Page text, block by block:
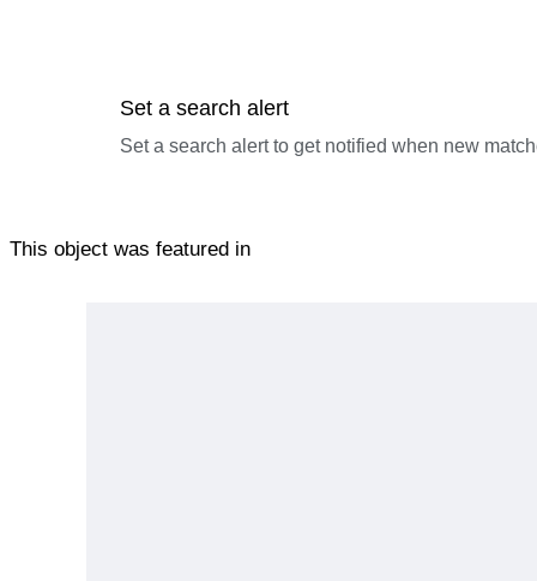
Set a search alert
Set a search alert to get notified when new
This object was featured in